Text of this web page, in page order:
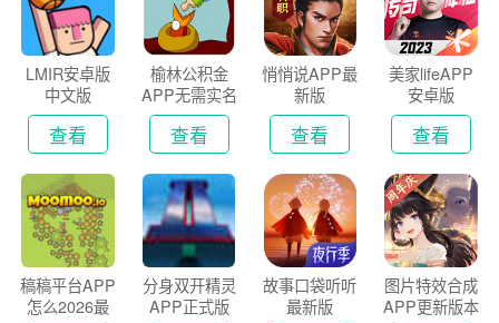
LMIR安卓版
中文版
查看
榆林公积金
APP无需实名
认证版
查看
悄悄说APP最
新版
查看
美家lifeAPP
安卓版
查看
稿稿平台APP
怎么2026最
分身双开精灵
APP正式版
故事口袋听听
最新版
图片特效合成
APP更新版本